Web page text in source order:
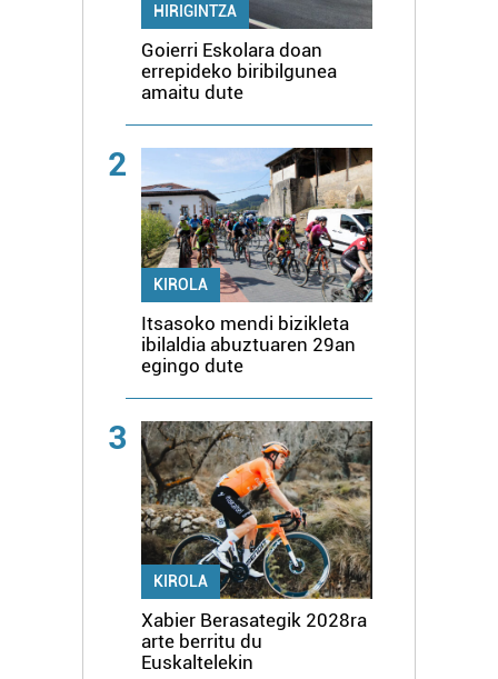
HIRIGINTZA
Goierri Eskolara doan
errepideko biribilgunea
amaitu dute
2
KIROLA
Itsasoko mendi bizikleta
ibilaldia abuztuaren 29an
egingo dute
3
KIROLA
Xabier Berasategik 2028ra
arte berritu du
Euskaltelekin